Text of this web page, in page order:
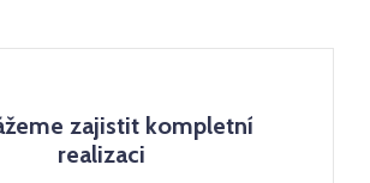
zajistit kompletní
realizaci